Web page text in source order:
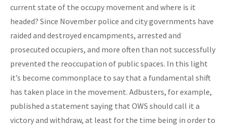
current state of the occupy movement and where is it
headed? Since November police and city governments have
raided and destroyed encampments, arrested and
prosecuted occupiers, and more often than not successfully
prevented the reoccupation of public spaces. In this light
it’s become commonplace to say that a fundamental shift
has taken place in the movement. Adbusters, for example,
published a statement saying that OWS should call it a
victory and withdraw, at least for the time being in order to